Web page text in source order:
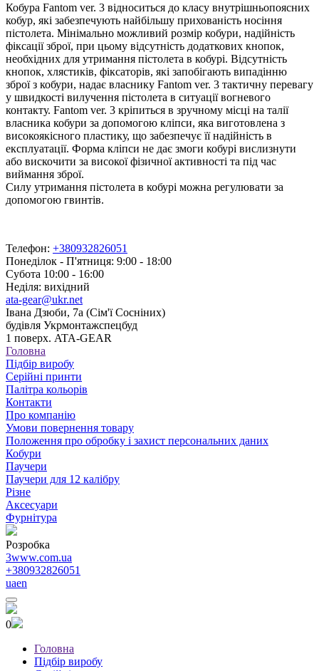
Кобура Fantom ver. 3 відноситься до класу внутрішньопоясних
кобур, які забезпечують найбільшу прихованість носіння
пістолета. Мінімально можливий розмір кобури, надійність
фіксації зброї, при цьому відсутність додаткових кнопок,
необхідних для утримання пістолета в кобурі. Відсутність
кнопок, хлястиків, фіксаторів, які запобігають випадінню
зброї з кобури, надає власнику Fantom ver. 3 тактичну перевагу
у швидкості вилучення пістолета в ситуації вогневого
контакту. Fantom ver. 3 кріпиться в зручному місці на талії
власника кобури за допомогою кліпси, яка виготовлена з
високоякісного пластику, що забезпечує її надійність в
експлуатації. Форма кліпси не дає змоги кобурі вислизнути
або вискочити за високої фізичної активності та під час
виймання зброї.
Силу утримання пістолета в кобурі можна регулювати за
допомогою гвинтів.
Телефон: +380932826051
Понеділок - П'ятниця: 9:00 - 18:00
Субота 10:00 - 16:00
Неділя: вихідний
ata-gear@ukr.net
Івана Дзюби, 7а (Сім'ї Сосніних)
будівля Укрмонтажспецбуд
1 поверх. ATA-GEAR
Головна
Підбір виробу
Серійні принти
Палітра кольорів
Контакти
Про компанію
Умови повернення товару
Положення про обробку і захист персональних даних
Кобури
Паучери
Паучери для 12 калібру
Різне
Аксесуари
Фурнітура
Розробка
3www.com.ua
+380932826051
uaen
0
Головна
Підбір виробу